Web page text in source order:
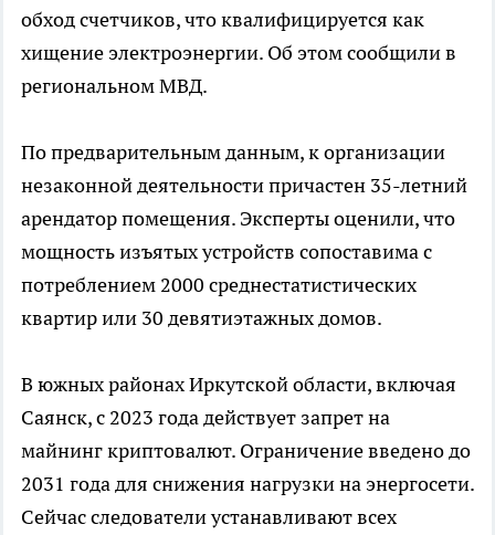
обход счетчиков, что квалифицируется как
хищение электроэнергии. Об этом сообщили в
региональном МВД.
По предварительным данным, к организации
незаконной деятельности причастен 35-летний
арендатор помещения. Эксперты оценили, что
мощность изъятых устройств сопоставима с
потреблением 2000 среднестатистических
квартир или 30 девятиэтажных домов.
В южных районах Иркутской области, включая
Саянск, с 2023 года действует запрет на
майнинг криптовалют. Ограничение введено до
2031 года для снижения нагрузки на энергосети.
Сейчас следователи устанавливают всех